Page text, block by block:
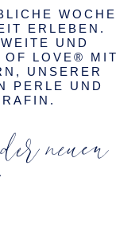
WOCHE
ERLEBEN.
UND
OF LOVE® MIT
UNSERER
PERLE UND
neuen